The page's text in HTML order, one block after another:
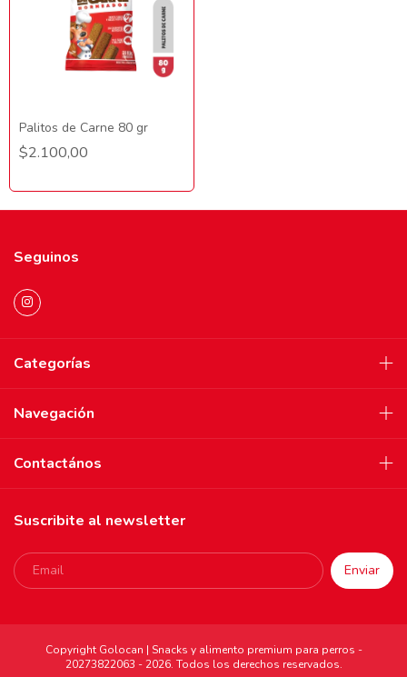
Palitos de Carne 80 gr
$2.100,00
Seguinos
Categorías
Navegación
Contactános
Suscribite al newsletter
Copyright Golocan | Snacks y alimento premium para perros -
20273822063 - 2026. Todos los derechos reservados.